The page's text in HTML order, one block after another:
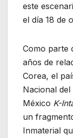
este
el día 18 de
Como parte
años de
Corea, el
Nacional
México K-
un
Inmaterial